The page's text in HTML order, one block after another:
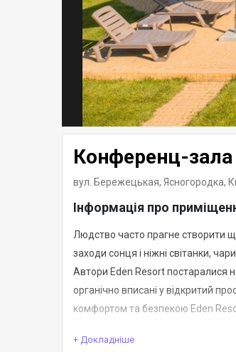
Конференц-зала
вул. Бережецькая, Ясногородка,
Інформація про
Людство часто прагне створити
заходи сонця і ніжні світанки,
Автори Eden Resort постаралися
органічно вписані у відкритий
комфортом та безпекою Eden
Ми пропонуємо в оренду
+ Докладніше